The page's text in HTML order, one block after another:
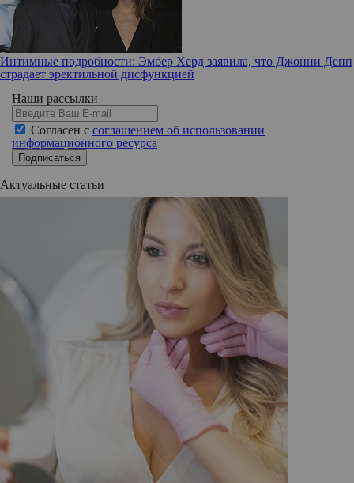
Интимные подробности: Эмбер Херд заявила, что Джонни Депп
страдает эректильной дисфункцией
Наши рассылки
Согласен с соглашением об использовании
информационного ресурса
Подписаться
Актуальные статьи